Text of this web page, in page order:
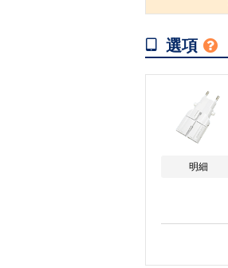
 選項 
明細